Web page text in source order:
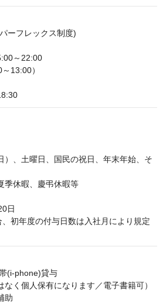
ーフレックス制度)
～22:00
13:00）
）、土曜日、国民の祝日、年末年始、そ
季休暇、慶弔休暇等
日
初年度の付与日数は入社月により規定
(i-phone)貸与
なく個人保有になります／電子書籍可）
助